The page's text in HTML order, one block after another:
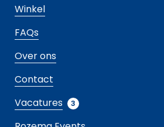
Winkel
FAQs
Over ons
Contact
Vacatures
3